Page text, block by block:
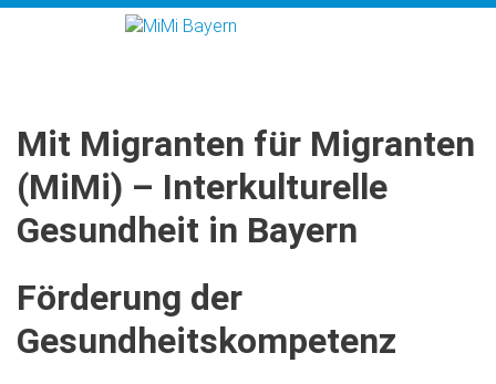
Mit Migranten für Migranten
(MiMi) – Interkulturelle
Gesundheit in Bayern
Förderung der
Gesundheitskompetenz